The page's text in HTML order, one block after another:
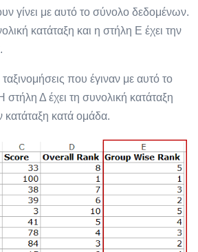
γίνει με αυτό το σύνολο δεδομένων.
κατάταξη και η στήλη Ε έχει την
που έγιναν με αυτό το
Δ έχει τη συνολική κατάταξη
κατάταξη κατά ομάδα.